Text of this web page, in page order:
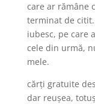
care ar rămâne
terminat de
iubesc, pe care
cele din urmă,
mele.
cărți gratuite
dar reușea,